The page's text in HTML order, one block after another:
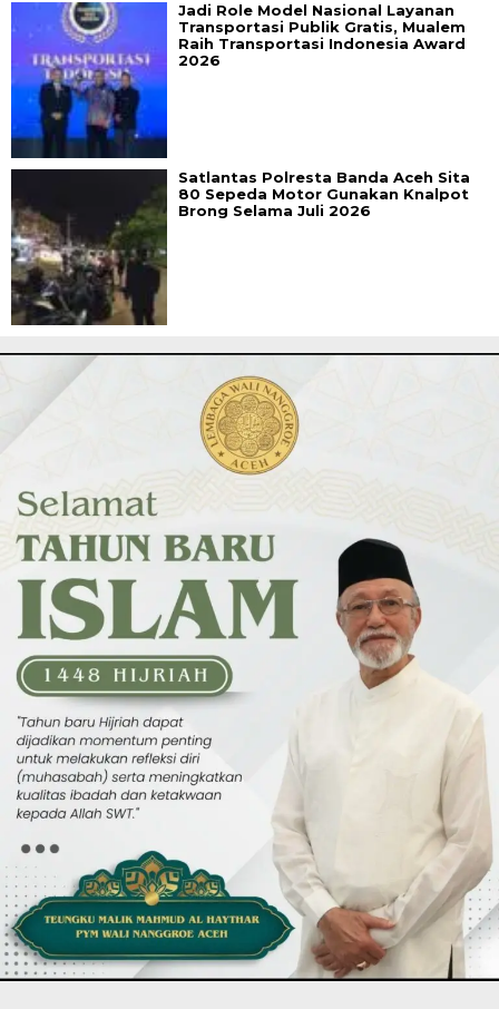
Jadi Role Model Nasional Layanan
Transportasi Publik Gratis, Mualem
Raih Transportasi Indonesia Award
2026
Satlantas Polresta Banda Aceh Sita
80 Sepeda Motor Gunakan Knalpot
Brong Selama Juli 2026